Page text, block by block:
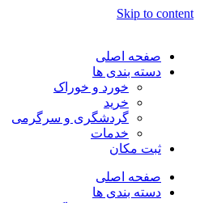
Skip to content
صفحه اصلی
دسته بندی ها
خورد و خوراک
خرید
گردشگری و سرگرمی
خدمات
ثبت مکان
صفحه اصلی
دسته بندی ها